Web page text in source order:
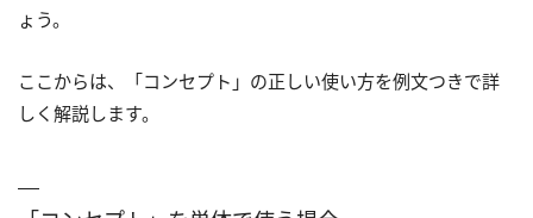
ょう。
ここからは、「コンセプト」の正しい使い方を例文つきで詳
しく解説します。